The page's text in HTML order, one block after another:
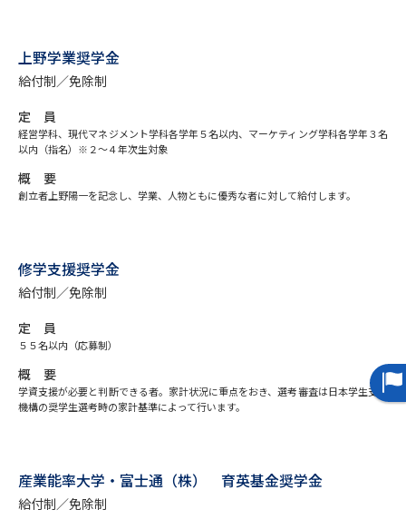
試験
大学で学べる内容や特徴を調べる
データサイエンス特集
デジタルパンフレット
新学年スタート号特集ページ
（高3生用）
（高2生用）
オープンキャンパスなどを調べる
上野学業奨学金
給付制／免除制
定 員
経営学科、現代マネジメント学科各学年５名以内、マーケティング学科各学年３名
以内（指名）※２～４年次生対象
概 要
創立者上野陽一を記念し、学業、人物ともに優秀な者に対して給付します。
修学支援奨学金
給付制／免除制
定 員
５５名以内（応募制）
概 要
学資支援が必要と判断できる者。家計状況に重点をおき、選考審査は日本学生支援
機構の奨学生選考時の家計基準によって行います。
産業能率大学・富士通（株） 育英基金奨学金
給付制／免除制